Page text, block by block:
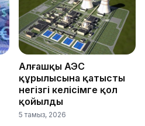
Алғашқы АЭС
құрылысына қатысты
негізгі келісімге қол
қойылды
5 тамыз, 2026